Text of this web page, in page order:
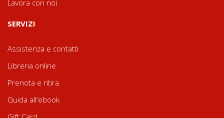
Lavora con noi
SERVIZI
Assistenza e contatti
Libreria online
Prenota e ritira
Guida all'ebook